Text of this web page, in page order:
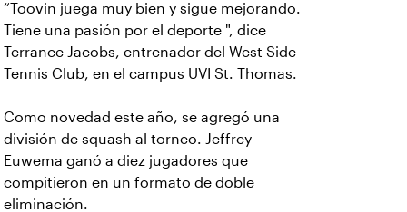
“Toovin juega muy bien y sigue mejorando.
Tiene una pasión por el deporte ", dice
Terrance Jacobs, entrenador del West Side
Tennis Club, en el campus UVI St. Thomas.
Como novedad este año, se agregó una
división de squash al torneo. Jeffrey
Euwema ganó a diez jugadores que
compitieron en un formato de doble
eliminación.